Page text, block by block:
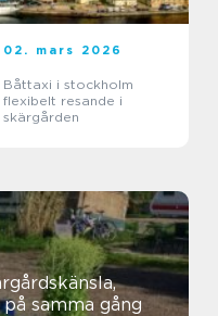
02. mars 2026
Båttaxi i stockholm
flexibelt resande i
skärgården
samma gång